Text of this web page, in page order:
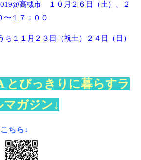
高槻市 １０月２６日（土）、２
〜１７：００
ち１１月２３日（祝土）２４日（日）
とびっきりに暮らすラ
ガジン↓
こちら ↓